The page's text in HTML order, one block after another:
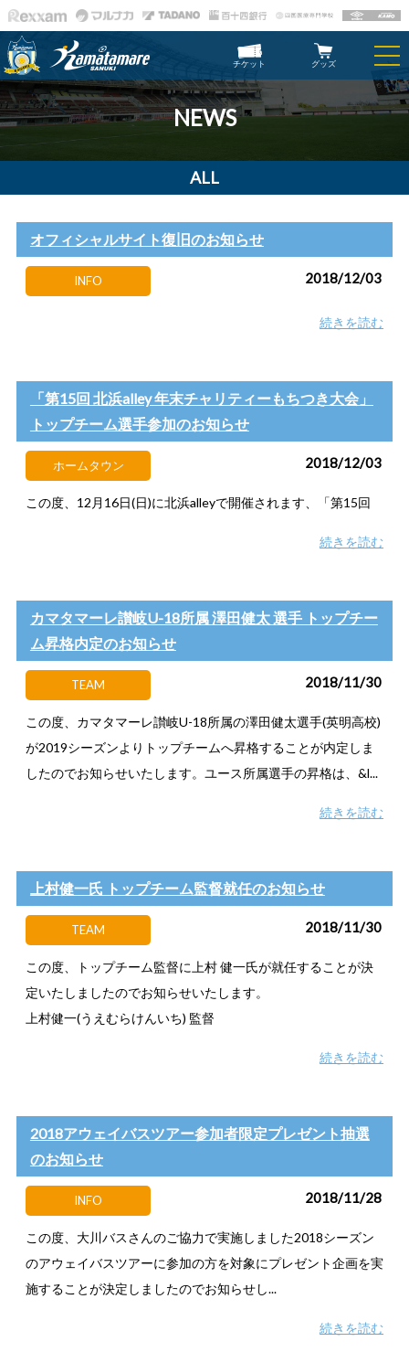
チケット グッズ
NEWS
ALL
オフィシャルサイト復旧のお知らせ
INFO 2018/12/03
続きを読む
「第15回 北浜alley 年末チャリティーもちつき大会」
トップチーム選手参加のお知らせ
ホームタウン 2018/12/03
この度、12月16日(日)に北浜alleyで開催されます、「第15回
続きを読む
カマタマーレ讃岐U-18所属 澤田健太 選手 トップチー
ム昇格内定のお知らせ
TEAM 2018/11/30
この度、カマタマーレ讃岐U-18所属の澤田健太選手(英明高校)
が2019シーズンよりトップチームへ昇格することが内定しま
したのでお知らせいたします。ユース所属選手の昇格は、&l...
続きを読む
上村健一氏 トップチーム監督就任のお知らせ
TEAM 2018/11/30
この度、トップチーム監督に上村 健一氏が就任することが決
定いたしましたのでお知らせいたします。
上村健一(うえむらけんいち) 監督
続きを読む
2018アウェイバスツアー参加者限定プレゼント抽選
のお知らせ
INFO 2018/11/28
この度、大川バスさんのご協力で実施しました2018シーズン
のアウェイバスツアーに参加の方を対象にプレゼント企画を実
施することが決定しましたのでお知らせし...
続きを読む